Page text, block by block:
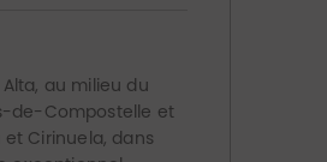
au milieu du
de-Compostelle et
Cirinuela, dans